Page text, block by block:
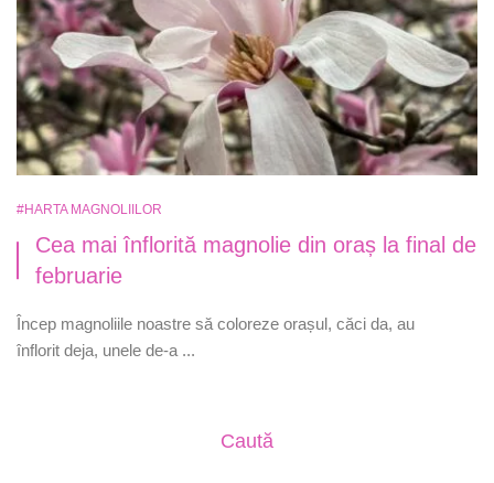
#HARTA MAGNOLIILOR
Cea mai înflorită magnolie din oraș la final de
februarie
Încep magnoliile noastre să coloreze orașul, căci da, au
înflorit deja, unele de-a ...
Caută